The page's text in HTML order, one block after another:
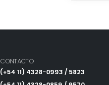
CONTACTO
(+54 11) 4328-0993 / 5823